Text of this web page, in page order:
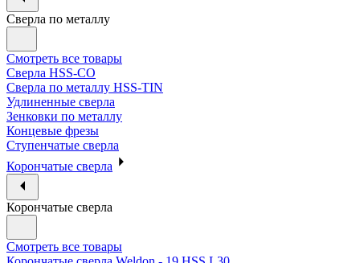
Сверла по металлу
Смотреть все товары
Сверла HSS-CO
Сверла по металлу HSS-TIN
Удлиненные сверла
Зенковки по металлу
Концевые фрезы
Ступенчатые сверла
Корончатые сверла
Корончатые сверла
Смотреть все товары